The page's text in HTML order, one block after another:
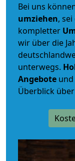
Bei uns
umziehen, sei
kompletter
wir über die
unterwegs.
Angebote
Überblick